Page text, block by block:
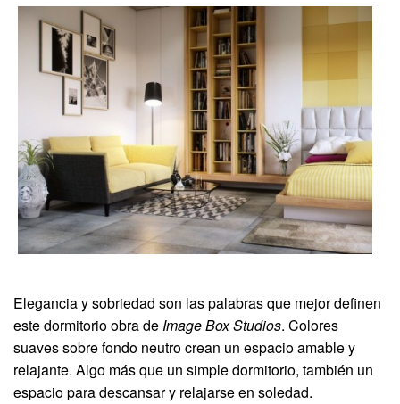
Elegancia y sobriedad son las palabras que mejor definen
este dormitorio obra deImage Box Studios. Colores
suaves sobre fondo neutro crean un espacio amable y
relajante. Algo más que un simple dormitorio, también un
espacio para descansar y relajarse en soledad.